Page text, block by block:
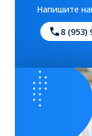
Напишите
8 (953)